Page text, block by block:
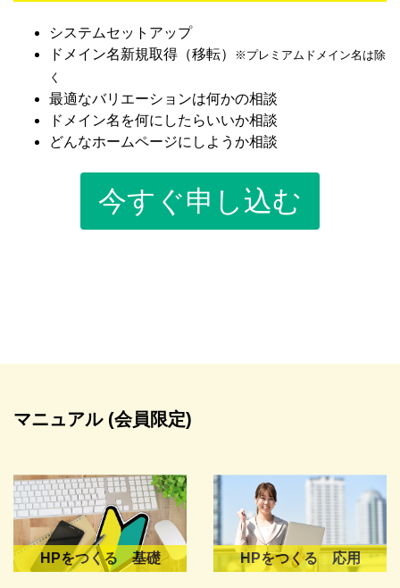
システムセットアップ
ドメイン名新規取得（移転）
※プレミアムドメイン名は除
く
最適なバリエーションは何かの相談
ドメイン名を何にしたらいいか相談
どんなホームページにしようか相談
今すぐ申し込む
マニュアル (会員限定)
HPをつくる 基礎 HPをつくる 応用